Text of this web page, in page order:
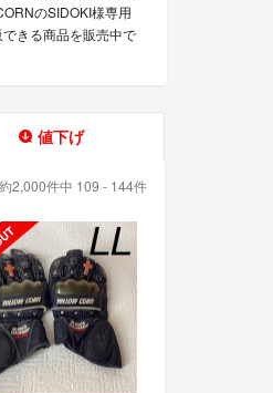
のSIDOKI様専用
きる商品を販売中で
値下げ
約2,000件中 109 - 144件